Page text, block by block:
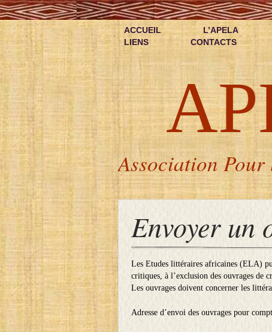
ACCUEIL L’APELA
LIENS
CONTACTS
Association
Envoyer un
Les Etudes littéraires africaines (ELA)
critiques, à l’exclusion des ouvrages de
Les ouvrages doivent concerner les
Adresse d’envoi des ouvrages pour